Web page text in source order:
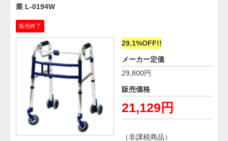
業 L-0194W
販売終了
29.1%OFF!!
メーカー定価
29,800円
販売価格
21,129円
（非課税商品）